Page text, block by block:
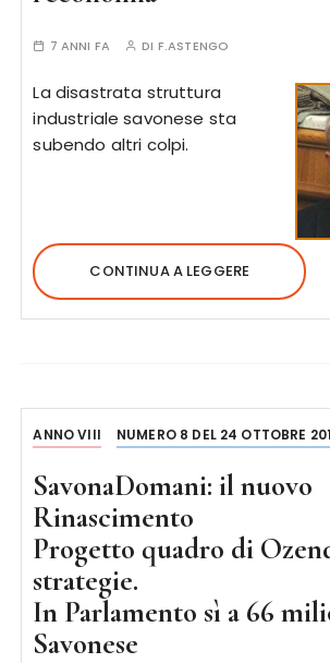
7 ANNI FA DI F.ASTENGO
La disastrata struttura
industriale savonese sta
subendo altri colpi.
CONTINUA A LEGGERE
ANNO VIII NUMERO 8 DEL 24 OTTOBRE
SavonaDomani: il nuovo
Rinascimento
Progetto quadro di
strategie.
In Parlamento sì a 66
Savonese